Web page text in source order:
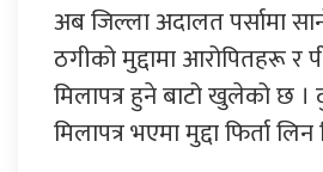
अब जिल्ला अदालत पर्सामा
ठगीको मुद्दामा आरोपितहरू र
मिलापत्र हुने बाटो खुलेको छ ।
मिलापत्र भएमा मुद्दा फिर्ता